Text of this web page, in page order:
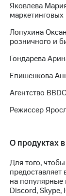
выкупа
акций
Рынок
Другое
развитие
Яковлева
Лопухина
розничного и
Гондарева
Епишенкова
Агентство
Режиссер
О продуктах
Для того,
на популярные
Discord, Skype,